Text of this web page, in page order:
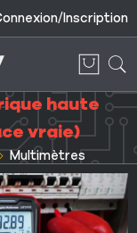
Inscription
haute
vraie)
Multimètres